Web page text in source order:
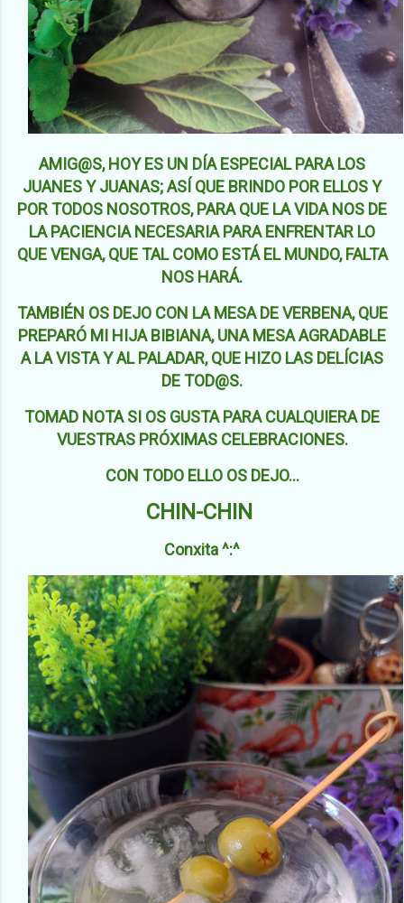
AMIG@S, HOY ES UN DÍA ESPECIAL PARA LOS
JUANES Y JUANAS; ASÍ QUE BRINDO POR ELLOS Y
POR TODOS NOSOTROS, PARA QUE LA VIDA NOS DE
LA PACIENCIA NECESARIA PARA ENFRENTAR LO
QUE VENGA, QUE TAL COMO ESTÁ EL MUNDO, FALTA
NOS HARÁ.
TAMBIÉN OS DEJO CON LA MESA DE VERBENA, QUE
PREPARÓ MI HIJA BIBIANA, UNA MESA AGRADABLE
A LA VISTA Y AL PALADAR, QUE HIZO LAS DELÍCIAS
DE TOD@S.
TOMAD NOTA SI OS GUSTA PARA CUALQUIERA DE
VUESTRAS PRÓXIMAS CELEBRACIONES.
CON TODO ELLO OS DEJO...
CHIN-CHIN
Conxita ^:^